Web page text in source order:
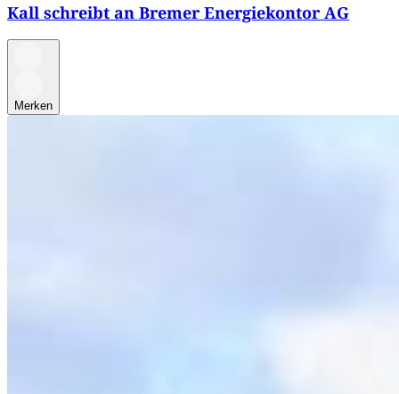
Kall schreibt an Bremer Energiekontor AG
Merken